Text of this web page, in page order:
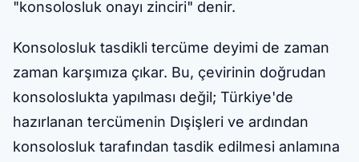
"konsolosluk onayı zinciri" denir.
Konsolosluk tasdikli tercüme deyimi de zaman
zaman karşımıza çıkar. Bu, çevirinin doğrudan
konsoloslukta yapılması değil; Türkiye'de
hazırlanan tercümenin Dışişleri ve ardından
konsolosluk tarafından tasdik edilmesi anlamına